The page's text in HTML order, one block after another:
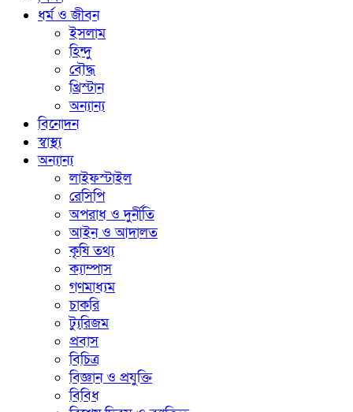
ধর্ম ও জীবন
ইসলাম
হিন্দু
বৌদ্ধ
খ্রিস্টান
অন্যান্য
বিনোদন
স্বাস্থ্য
অন্যান্য
লাইফস্টাইল
রেসিপি
অপরাধ ও দুর্নীতি
আইন ও আদালত
কৃষি তথ্য
ক্যাম্পাস
গণমাধ্যম
চাকরি
ট্যুরিজম
প্রবাস
বিচিত্র
বিজ্ঞান ও প্রযুক্তি
বিবিধ